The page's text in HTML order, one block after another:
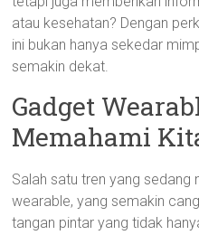
atau kesehatan? Dengan
ini bukan hanya sekedar
semakin dekat.
Gadget
Memahami
Salah satu tren yang sedang
wearable, yang semakin
tangan pintar yang tidak